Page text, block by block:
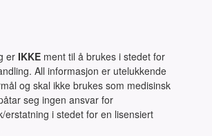
erIKKE ment til å brukes i stedet for
All informasjon er utelukkende
og skal ikke brukes som medisinsk
seg ingen ansvar for
erstatning i stedet for en lisensiert